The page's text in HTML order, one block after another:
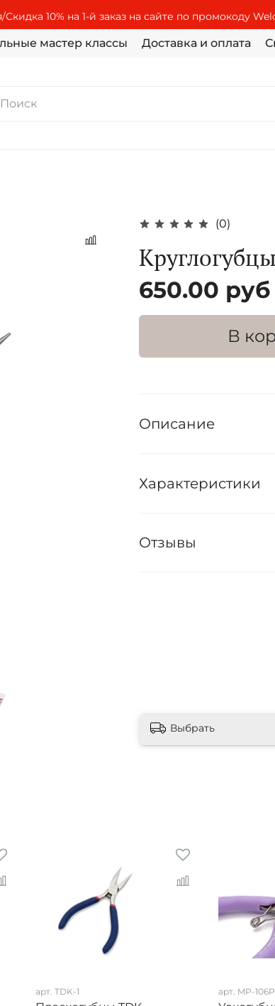
10% на 1-й заказ на сайте по промокоду
мастер классы Доставка и оплата
(0)
650.00 руб
В
Описание
Характеристики
Отзывы
Выбрать
арт. TDK-1 арт. MP-